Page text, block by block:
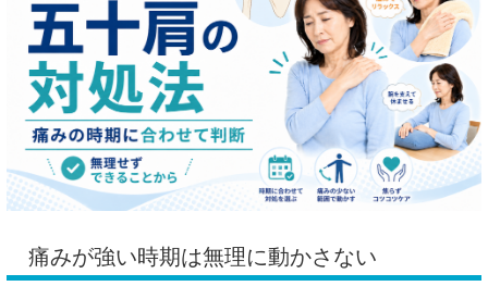
痛みが強い時期は無理に動かさない